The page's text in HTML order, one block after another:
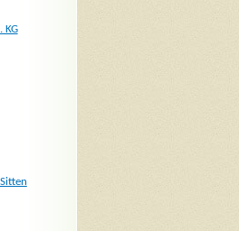
KG